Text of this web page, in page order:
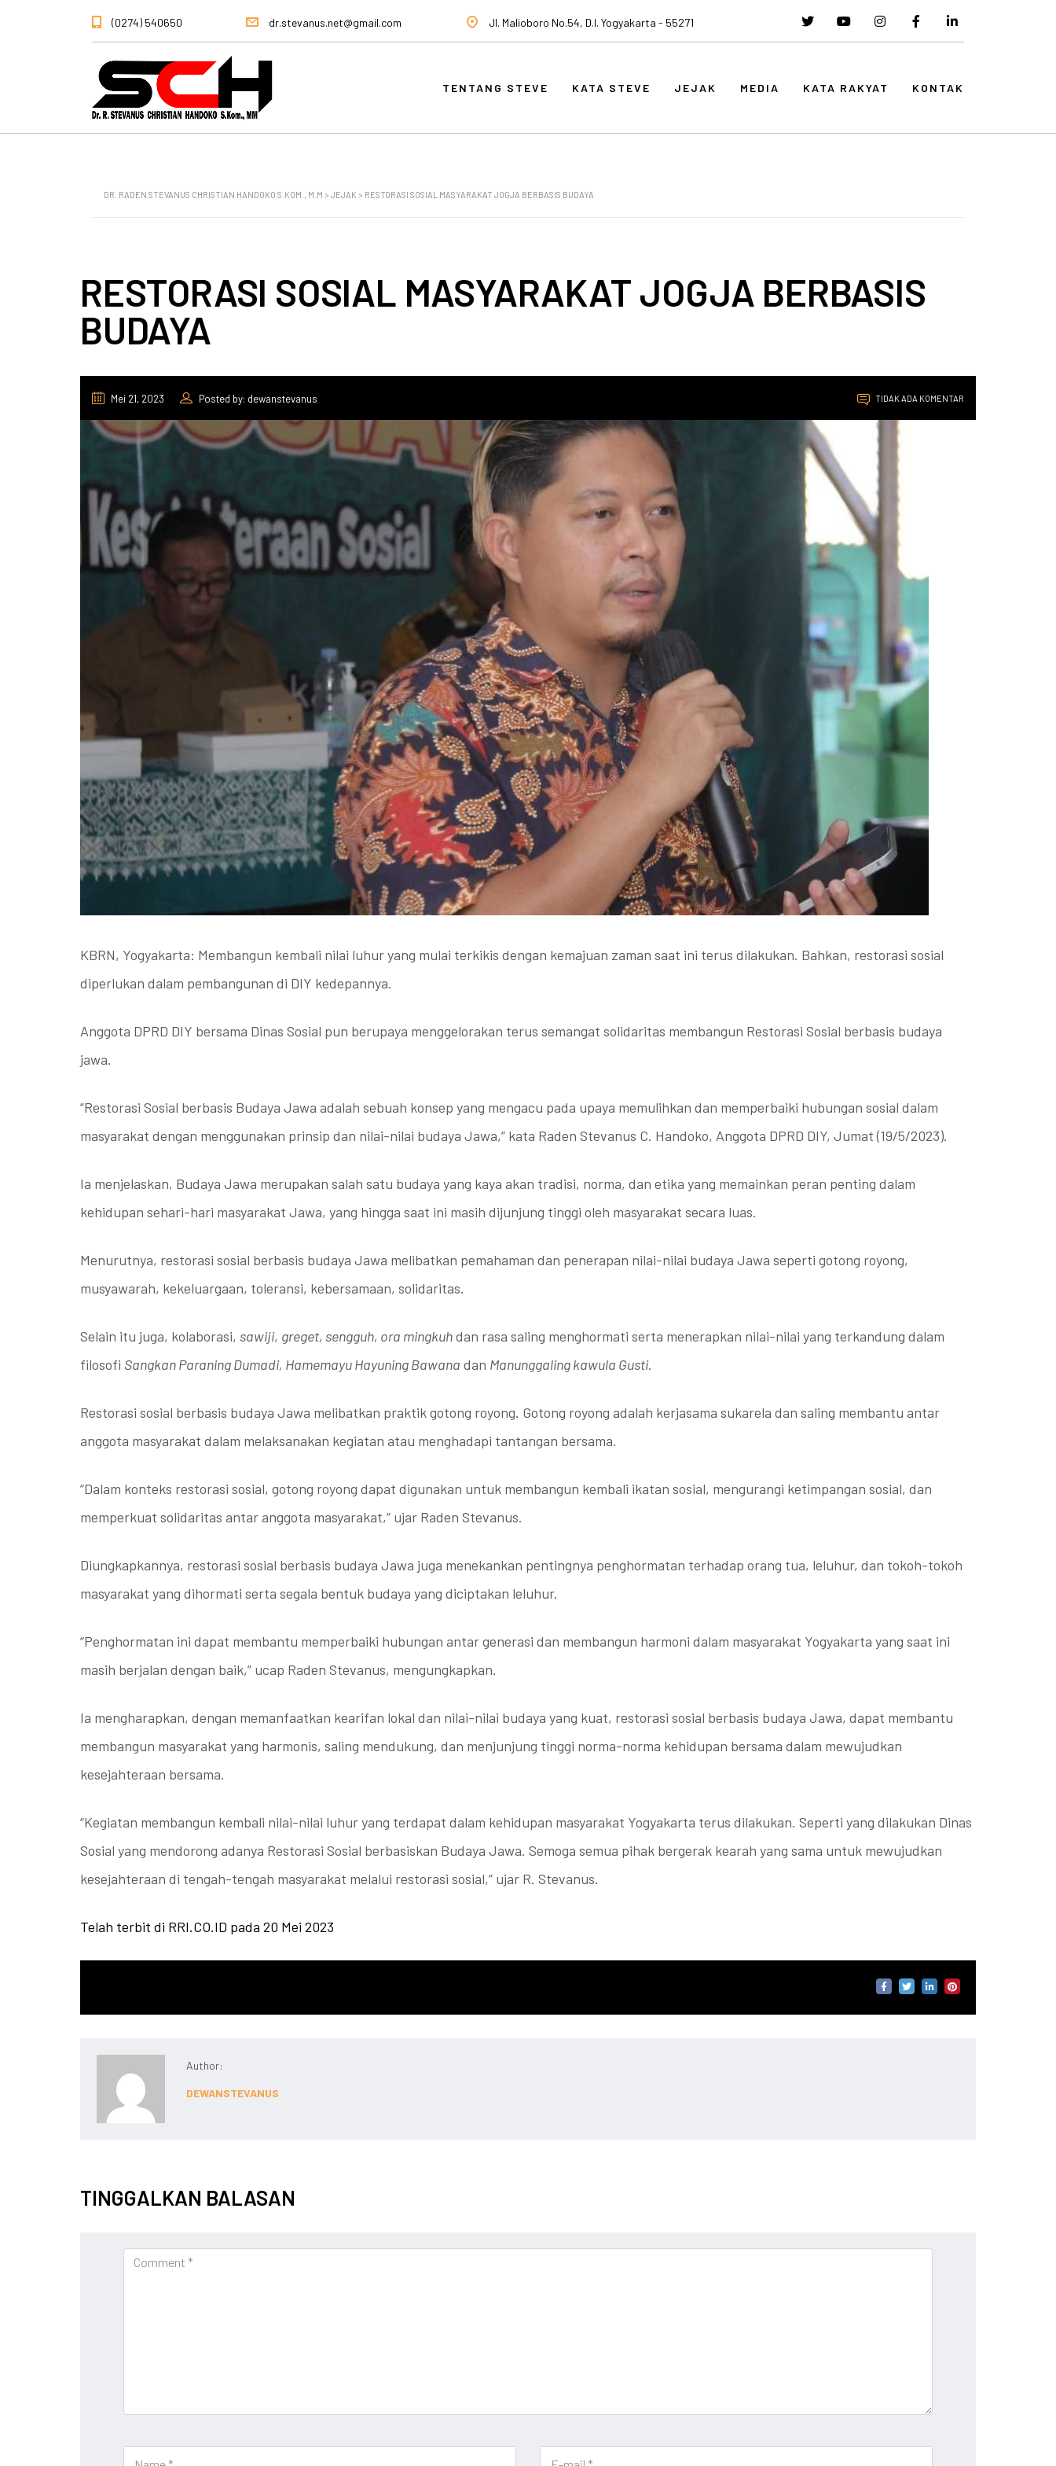
(0274) 540650 dr.stevanus.net@gmail.com Jl. Malioboro No.54, D.I. Yogyakarta - 55271
TENTANG STEVE KATA STEVE JEJAK MEDIA KATA RAKYAT KONTAK
DR. RADEN STEVANUS CHRISTIAN HANDOKO S.KOM., M.M > JEJAK > RESTORASI SOSIAL MASYARAKAT JOGJA BERBASIS BUDAYA
RESTORASI SOSIAL MASYARAKAT JOGJA BERBASIS
BUDAYA
Mei 21, 2023 Posted by: dewanstevanus TIDAK ADA KOMENTAR
KBRN, Yogyakarta: Membangun kembali nilai luhur yang mulai terkikis dengan kemajuan zaman saat ini terus dilakukan. Bahkan, restorasi sosial
diperlukan dalam pembangunan di DIY kedepannya.
Anggota DPRD DIY bersama Dinas Sosial pun berupaya menggelorakan terus semangat solidaritas membangun Restorasi Sosial berbasis budaya
jawa.
“Restorasi Sosial berbasis Budaya Jawa adalah sebuah konsep yang mengacu pada upaya memulihkan dan memperbaiki hubungan sosial dalam
masyarakat dengan menggunakan prinsip dan nilai-nilai budaya Jawa,” kata Raden Stevanus C. Handoko, Anggota DPRD DIY, Jumat (19/5/2023).
Ia menjelaskan, Budaya Jawa merupakan salah satu budaya yang kaya akan tradisi, norma, dan etika yang memainkan peran penting dalam
kehidupan sehari-hari masyarakat Jawa, yang hingga saat ini masih dijunjung tinggi oleh masyarakat secara luas.
Menurutnya, restorasi sosial berbasis budaya Jawa melibatkan pemahaman dan penerapan nilai-nilai budaya Jawa seperti gotong royong,
musyawarah, kekeluargaan, toleransi, kebersamaan, solidaritas.
Selain itu juga, kolaborasi, sawiji, greget, sengguh, ora mingkuhdan rasa saling menghormati serta menerapkan nilai-nilai yang terkandung dalam
filosofi Sangkan Paraning Dumadi, Hamemayu Hayuning Bawana dan Manunggaling kawula Gusti.
Restorasi sosial berbasis budaya Jawa melibatkan praktik gotong royong. Gotong royong adalah kerjasama sukarela dan saling membantu antar
anggota masyarakat dalam melaksanakan kegiatan atau menghadapi tantangan bersama.
“Dalam konteks restorasi sosial, gotong royong dapat digunakan untuk membangun kembali ikatan sosial, mengurangi ketimpangan sosial, dan
memperkuat solidaritas antar anggota masyarakat,” ujar Raden Stevanus.
Diungkapkannya, restorasi sosial berbasis budaya Jawa juga menekankan pentingnya penghormatan terhadap orang tua, leluhur, dan tokoh-tokoh
masyarakat yang dihormati serta segala bentuk budaya yang diciptakan leluhur.
“Penghormatan ini dapat membantu memperbaiki hubungan antar generasi dan membangun harmoni dalam masyarakat Yogyakarta yang saat ini
masih berjalan dengan baik,” ucap Raden Stevanus, mengungkapkan.
Ia mengharapkan, dengan memanfaatkan kearifan lokal dan nilai-nilai budaya yang kuat, restorasi sosial berbasis budaya Jawa, dapat membantu
membangun masyarakat yang harmonis, saling mendukung, dan menjunjung tinggi norma-norma kehidupan bersama dalam mewujudkan
kesejahteraan bersama.
“Kegiatan membangun kembali nilai-nilai luhur yang terdapat dalam kehidupan masyarakat Yogyakarta terus dilakukan. Seperti yang dilakukan Dinas
Sosial yang mendorong adanya Restorasi Sosial berbasiskan Budaya Jawa. Semoga semua pihak bergerak kearah yang sama untuk mewujudkan
kesejahteraan di tengah-tengah masyarakat melalui restorasi sosial,” ujar R. Stevanus.
Telah terbit di RRI.CO.ID pada 20 Mei 2023
Author:
DEWANSTEVANUS
TINGGALKAN BALASAN